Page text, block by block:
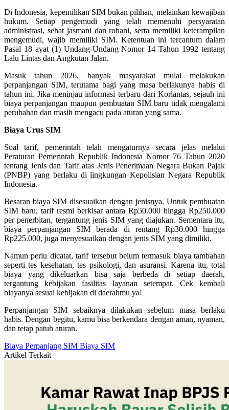
Di Indonesia, kepemilikan SIM bukan pilihan, melainkan kewajiban
hukum. Setiap pengemudi yang telah memenuhi persyaratan
administrasi, sehat jasmani dan rohani, serta memiliki keterampilan
mengemudi, wajib memiliki SIM. Ketentuan ini tercantum dalam
Pasal 18 ayat (1) Undang-Undang Nomor 14 Tahun 1992 tentang
Lalu Lintas dan Angkutan Jalan.
Masuk tahun 2026, banyak masyarakat mulai melakukan
perpanjangan SIM, terutama bagi yang masa berlakunya habis di
tahun ini. Jika meninjau informasi terbaru dari Korlantas, sejauh ini
biaya perpanjangan maupun pembuatan SIM baru tidak mengalami
perubahan dan masih mengacu pada aturan yang sama.
Biaya Urus SIM
Soal tarif, pemerintah telah mengaturnya secara jelas melalui
Peraturan Pemerintah Republik Indonesia Nomor 76 Tahun 2020
tentang Jenis dan Tarif atas Jenis Penerimaan Negara Bukan Pajak
(PNBP) yang berlaku di lingkungan Kepolisian Negara Republik
Indonesia.
Besaran biaya SIM disesuaikan dengan jenisnya. Untuk pembuatan
SIM baru, tarif resmi berkisar antara Rp50.000 hingga Rp250.000
per penerbitan, tergantung jenis SIM yang diajukan. Sementara itu,
biaya perpanjangan SIM berada di rentang Rp30.000 hingga
Rp225.000, juga menyesuaikan dengan jenis SIM yang dimiliki.
Namun perlu dicatat, tarif tersebut belum termasuk biaya tambahan
seperti tes kesehatan, tes psikologi, dan asuransi. Karena itu, total
biaya yang dikeluarkan bisa saja berbeda di setiap daerah,
tergantung kebijakan fasilitas layanan setempat. Cek kembali
biayanya sesuai kebijakan di daerahmu ya!
Perpanjangan SIM sebaiknya dilakukan sebelum masa berlaku
habis. Dengan begitu, kamu bisa berkendara dengan aman, nyaman,
dan tetap patuh aturan.
Biaya Perpanjang SIM Biaya SIM
Artikel Terkait